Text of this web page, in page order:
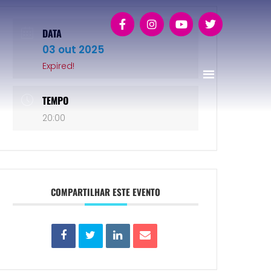
DATA
03 out 2025
Expired!
TEMPO
20:00
COMPARTILHAR ESTE EVENTO